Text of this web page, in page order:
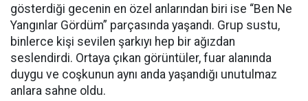
gösterdiği gecenin en özel anlarından biri ise “Ben Ne
Yangınlar Gördüm” parçasında yaşandı. Grup sustu,
binlerce kişi sevilen şarkıyı hep bir ağızdan
seslendirdi. Ortaya çıkan görüntüler, fuar alanında
duygu ve coşkunun aynı anda yaşandığı unutulmaz
anlara sahne oldu.